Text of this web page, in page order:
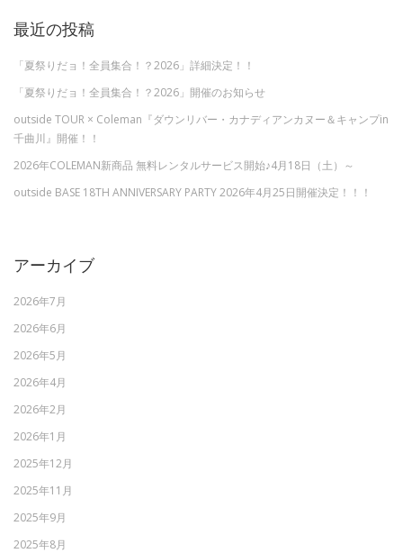
最近の投稿
「夏祭りだョ！全員集合！？2026」詳細決定！！
「夏祭りだョ！全員集合！？2026」開催のお知らせ
outside TOUR × Coleman『ダウンリバー・カナディアンカヌー＆キャンプin
千曲川』開催！！
2026年COLEMAN新商品 無料レンタルサービス開始♪4月18日（土）～
outside BASE 18TH ANNIVERSARY PARTY 2026年4月25日開催決定！！！
アーカイブ
2026年7月
2026年6月
2026年5月
2026年4月
2026年2月
2026年1月
2025年12月
2025年11月
2025年9月
2025年8月